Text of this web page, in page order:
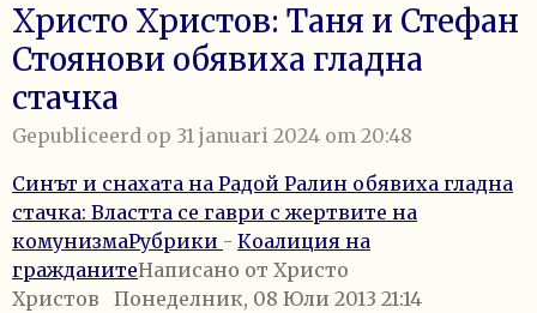
Христо Христов: Таня и Стефан
Стоянови обявиха гладна
стачка
Gepubliceerd op 31 januari 2024 om 20:48
Синът и снахата на Радой Ралин обявиха гладна
стачка: Властта се гаври с жертвите на
комунизмаРубрики - Коалиция на
гражданитеНаписано от Христо
Христов
Понеделник, 08 Юли 2013 21:14